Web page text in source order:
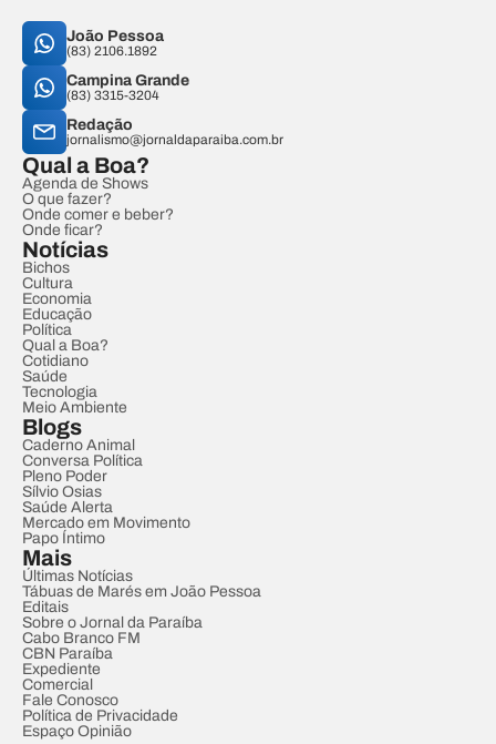
João Pessoa
(83) 2106.1892
Campina Grande
(83) 3315-3204
Redação
jornalismo@jornaldaparaiba.com.br
Qual a Boa?
Agenda de Shows
O que fazer?
Onde comer e beber?
Onde ficar?
Notícias
Bichos
Cultura
Economia
Educação
Política
Qual a Boa?
Cotidiano
Saúde
Tecnologia
Meio Ambiente
Blogs
Caderno Animal
Conversa Política
Pleno Poder
Sílvio Osias
Saúde Alerta
Mercado em Movimento
Papo Íntimo
Mais
Últimas Notícias
Tábuas de Marés em João Pessoa
Editais
Sobre o Jornal da Paraíba
Cabo Branco FM
CBN Paraíba
Expediente
Comercial
Fale Conosco
Política de Privacidade
Espaço Opinião